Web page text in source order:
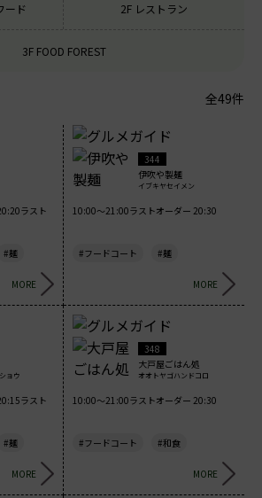
ード 2F レストラン
3F FOOD FOREST
全49件
ラスト
#麺
MORE
344
伊吹や製麺
イブキヤセイメン
10:00～21:00ラストオーダー 20:30
#フードコート #麺
MORE
ョウ
ラスト
#麺
MORE
348
大戸屋ごはん処
オオトヤゴハンドコロ
10:00～21:00ラストオーダー 20:30
#フードコート #和食
MORE